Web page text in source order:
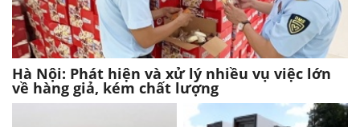
Hà Nội: Phát hiện và xử lý nhiều vụ việc lớn
về hàng giả, kém chất lượng